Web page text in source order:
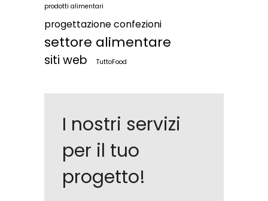
prodotti alimentari
progettazione confezioni
settore alimentare
siti web TuttoFood
I nostri servizi
per il tuo
progetto!